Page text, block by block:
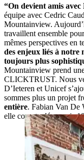
“On devient amis
équipe avec Cedric
Mountainview.
travaillent ensemble
mêmes perspectives en
des enjeux liés à notre
toujours plus
Mountainview prend
CLICKTRUST. Nous
D’Ieteren et Unicef
sommes plus un projet
entière. Fabian Van De
elle compte désormais